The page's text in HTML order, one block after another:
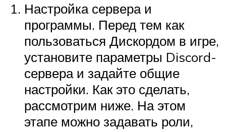
Настройка сервера и
программы. Перед тем как
пользоваться Дискордом в игре,
установите параметры Discord-
сервера и задайте общие
настройки. Как это сделать,
рассмотрим ниже. На этом
этапе можно задавать роли,